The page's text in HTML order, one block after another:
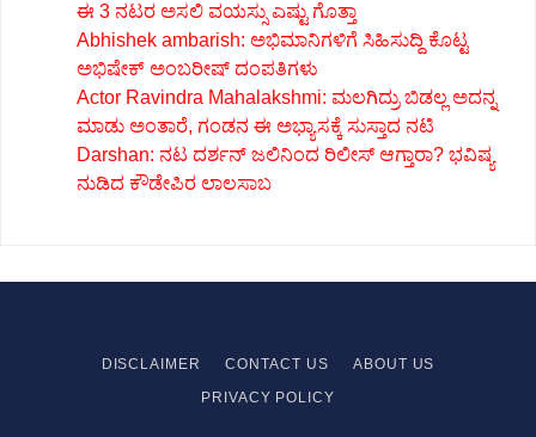
ಈ 3 ನಟರ ಅಸಲಿ ವಯಸ್ಸು ಎಷ್ಟು ಗೊತ್ತಾ
Abhishek ambarish: ಅಭಿಮಾನಿಗಳಿಗೆ ಸಿಹಿಸುದ್ದಿ ಕೊಟ್ಟ
ಅಭಿಷೇಕ್ ಅಂಬರೀಷ್ ದಂಪತಿಗಳು
Actor Ravindra Mahalakshmi: ಮಲಗಿದ್ರು ಬಿಡಲ್ಲ ಅದನ್ನ
ಮಾಡು ಅಂತಾರೆ, ಗಂಡನ ಈ ಅಭ್ಯಾಸಕ್ಕೆ ಸುಸ್ತಾದ ನಟಿ
Darshan: ನಟ ದರ್ಶನ್ ಜಲಿನಿಂದ ರಿಲೀಸ್ ಆಗ್ತಾರಾ? ಭವಿಷ್ಯ
ನುಡಿದ ಕೌಡೇಪಿರ ಲಾಲಸಾಬ
DISCLAIMER CONTACT US
ABOUT US
PRIVACY POLICY